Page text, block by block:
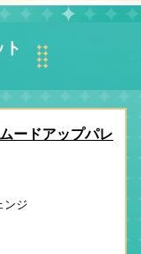
ードアップパレ
ンジ